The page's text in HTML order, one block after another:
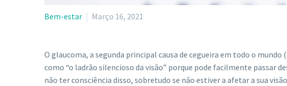
Bem-estar Março 16, 2021
O glaucoma, a segunda principal causa de cegueira em todo o mundo
como “o ladrão silencioso da visão” porque pode facilmente passar
não ter consciência disso, sobretudo se não estiver a afetar a sua